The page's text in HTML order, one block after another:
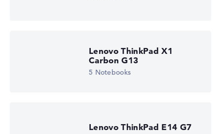
Lenovo ThinkPad X1
Carbon G13
5 Notebooks
Lenovo ThinkPad E14 G7